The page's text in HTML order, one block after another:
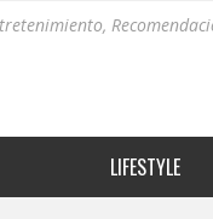
LIFESTYLE